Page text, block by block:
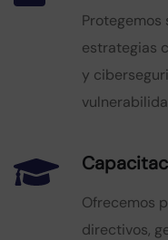
Protegemos
estrategias
y
Ofrecemos
directivos,